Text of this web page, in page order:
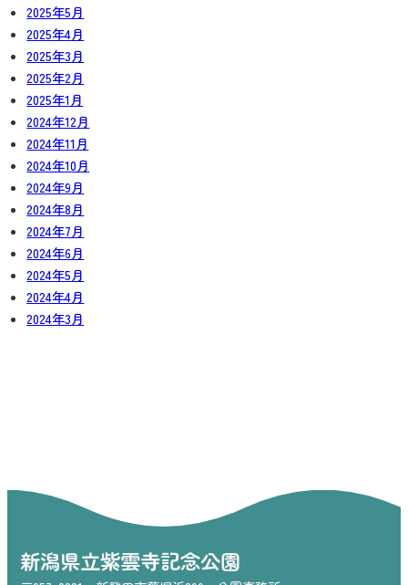
2025年5月
2025年4月
2025年3月
2025年2月
2025年1月
2024年12月
2024年11月
2024年10月
2024年9月
2024年8月
2024年7月
2024年6月
2024年5月
2024年4月
2024年3月
新潟県立紫雲寺記念公園